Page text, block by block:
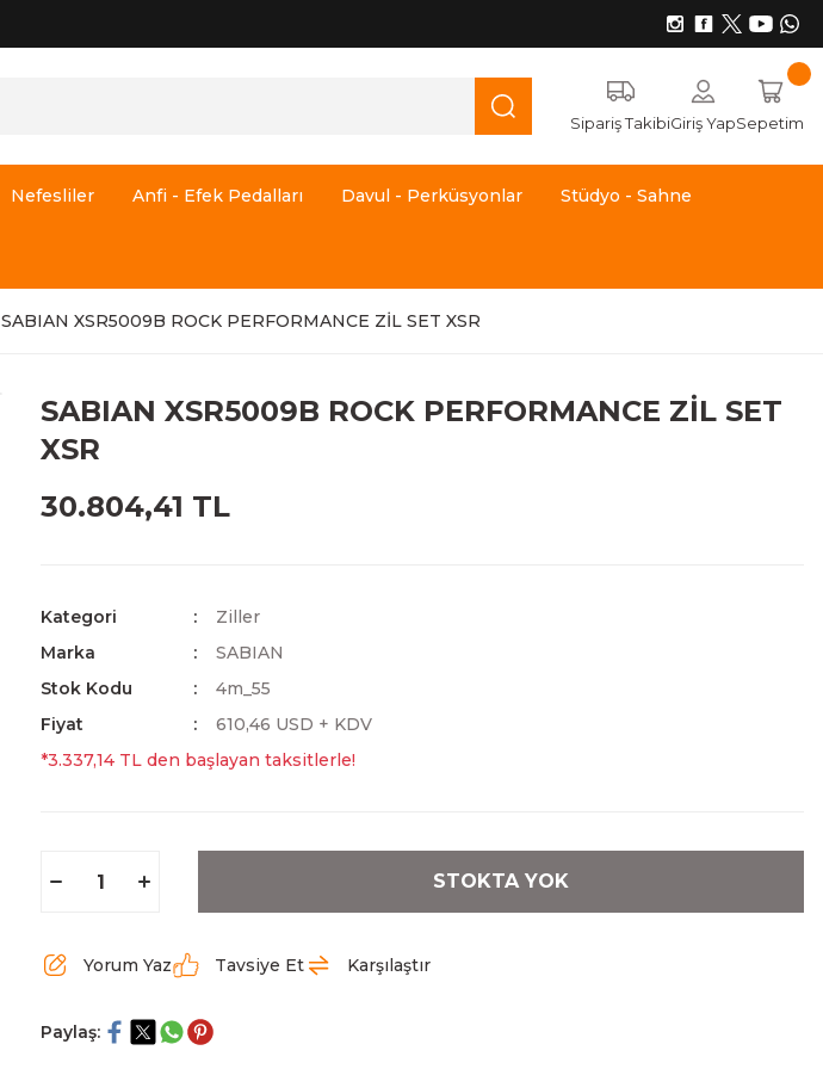
Sipariş TakibiGiriş YapSepetim
Nefesliler Anfi - Efek Pedalları Davul - Perküsyonlar Stüdyo - Sahne
SABIAN XSR5009B ROCK PERFORMANCE ZİL SET XSR
SABIAN XSR5009B ROCK PERFORMANCE ZİL SET
XSR
30.804,41 TL
Kategori
Ziller
Marka
SABIAN
Stok Kodu
4m_55
Fiyat
610,46 USD + KDV
*3.337,14 TL den başlayan taksitlerle!
STOKTA YOK
Yorum Yaz Tavsiye Et Karşılaştır
Paylaş: